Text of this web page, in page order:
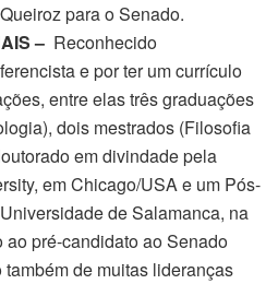
para o Senado.
– Reconhecido
e por ter um currículo
entre elas três graduações
dois mestrados (Filosofia
em divindade pela
em Chicago/USA e um Pós-
de Salamanca, na
pré-candidato ao Senado
de muitas lideranças